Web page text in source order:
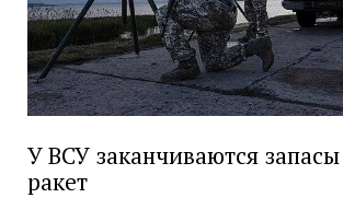
У ВСУ заканчиваются
ракет